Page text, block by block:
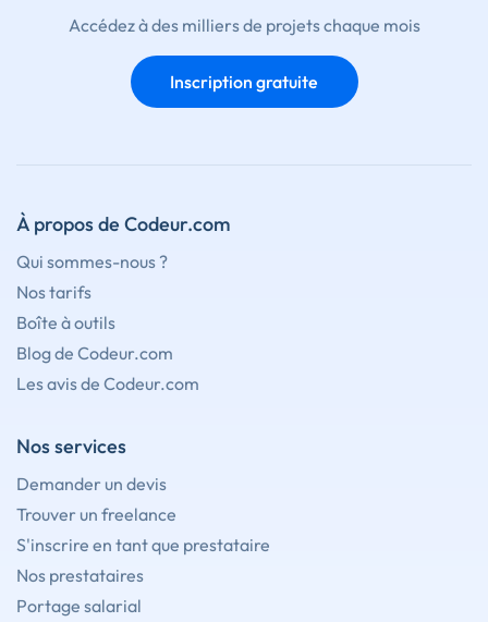
Accédez à des milliers de projets chaque mois
Inscription gratuite
À propos de Codeur.com
Qui sommes-nous ?
Nos tarifs
Boîte à outils
Blog de Codeur.com
Les avis de Codeur.com
Nos services
Demander un devis
Trouver un freelance
S'inscrire en tant que prestataire
Nos prestataires
Portage salarial